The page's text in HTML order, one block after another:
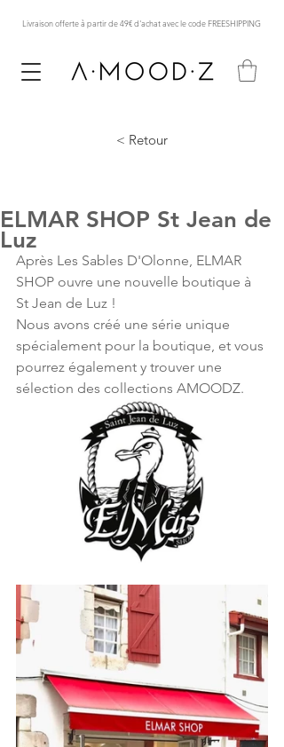
Livraison offerte à partir de 49€ d'achat avec le code FREESHIPPING
< Retour
ELMAR SHOP St Jean de
Luz
Après Les Sables D'Olonne, ELMAR
SHOP ouvre une nouvelle boutique à
St Jean de Luz !
Nous avons créé une série unique
spécialement pour la boutique, et vous
pourrez également y trouver une
sélection des collections AMOODZ.